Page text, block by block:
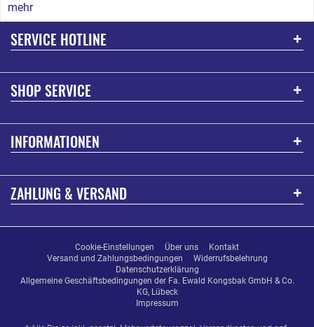
mehr
SERVICE HOTLINE
SHOP SERVICE
INFORMATIONEN
ZAHLUNG & VERSAND
Cookie-Einstellungen Über uns
Kontakt
Versand und Zahlungsbedingungen
Widerrufsbelehrung
Datenschutzerklärung
Allgemeine Geschäftsbedingungen der Fa. Ewald Kongsbak GmbH & Co.
KG, Lübeck
Impressum